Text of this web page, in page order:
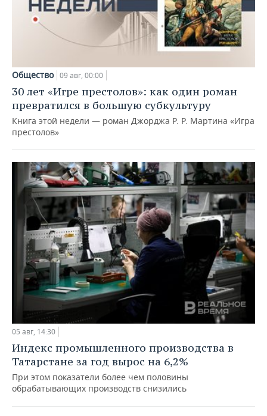
Общество 09 авг, 00:00
30 лет «Игре престолов»: как один роман
превратился в большую субкультуру
Книга этой недели — роман Джорджа Р. Р. Мартина «Игра
престолов»
05 авг, 14:30
Индекс промышленного производства в
Татарстане за год вырос на 6,2%
При этом показатели более чем половины
обрабатывающих производств снизились